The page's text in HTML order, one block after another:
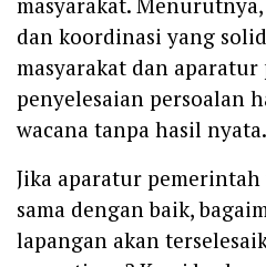
dan koordinasi yang
masyarakat dan
penyelesaian persoalan
wacana tanpa hasil nyata.
Jika aparatur
sama dengan baik,
lapangan akan